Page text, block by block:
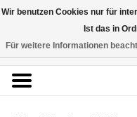
Rolf Brehmer
Portal für Grafik
Wir benutzen Cookies nur für
Ist das in
Für weitere Informationen